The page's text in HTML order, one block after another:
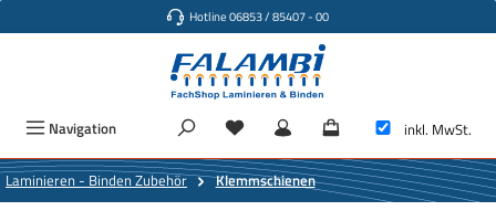
Hotline 06853 / 85407 - 00
Navigation inkl. MwSt.
Laminieren - Binden Zubehör Klemmschienen